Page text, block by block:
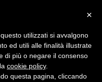
×
utilizzati si avvalgono
ed utili alle finalità illustrate
di più o negare il consenso
cookie policy.
questa pagina, cliccando